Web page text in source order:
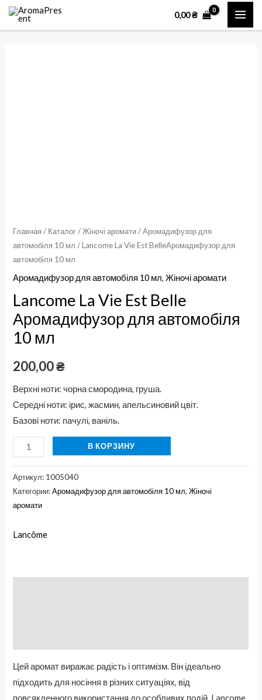
Перейти
0,00₴
Главная / Каталог/Жіночі аромати/Аромадифузор для
автомобіля 10 мл / Lancome La Vie Est BelleАромадифузор для
автомобіля 10 мл
Аромадифузор для автомобіля 10 мл,Жіночі аромати
Lancome La Vie Est Belle
Аромадифузор для автомобіля
10 мл
200,00₴
Верхні ноти: чорна смородина, груша.
Середні ноти: ірис, жасмин, апельсиновий цвіт.
Базові ноти: пачулі, ваніль.
В КОРЗИНУ
Артикул: 1005040
Категории:Аромадифузор для автомобіля 10 мл,Жіночі
аромати
Lancôme
Цей аромат виражає радість і оптимізм. Він ідеально
підходить для носіння в різних ситуаціях, від
повсякденного використання до особливих подій. Lancome